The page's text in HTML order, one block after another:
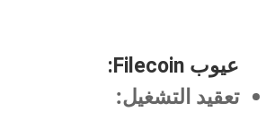
عيوب Filecoin:
تعقيد التشغيل: